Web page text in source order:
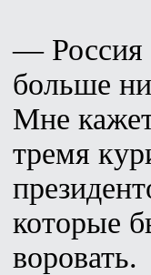
— Россия
больше
Мне
тремя
которые
воровать.